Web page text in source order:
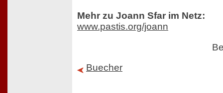
Mehr zu Joann Sfar im Netz:
www.pastis.org/joann
Buecher